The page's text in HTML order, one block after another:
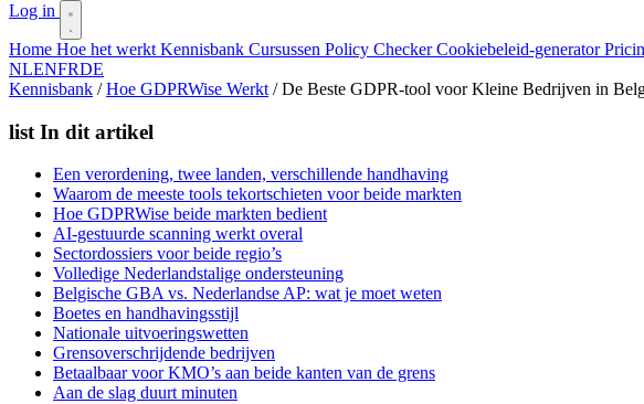
Log in
Home Hoe het werkt Kennisbank Cursussen Policy CheckerCookiebeleid-generator
NLENFRDE
Kennisbank / Hoe GDPRWise Werkt / De Beste GDPR-tool voor Kleine Bedrijven in
list In dit artikel
Een verordening, twee landen, verschillende handhaving
Waarom de meeste tools tekortschieten voor beide markten
Hoe GDPRWise beide markten bedient
AI-gestuurde scanning werkt overal
Sectordossiers voor beide regio’s
Volledige Nederlandstalige ondersteuning
Belgische GBA vs. Nederlandse AP: wat je moet weten
Boetes en handhavingsstijl
Nationale uitvoeringswetten
Grensoverschrijdende bedrijven
Betaalbaar voor KMO’s aan beide kanten van de grens
Aan de slag duurt minuten